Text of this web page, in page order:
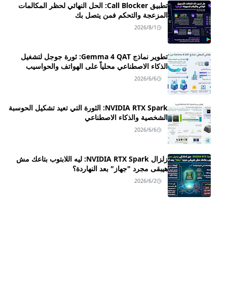
تطبيق Call Blocker: الحل النهائي لحظر المكالمات
المزعجة والتحكم فمن يتصل بك
2026/8/1
تطوير نماذج Gemma 4 QAT: ثورة جوجل لتشغيل
الذكاء الاصطناعي محلياً على الهواتف والحواسيب
2026/6/6
NVIDIA RTX Spark: الثورة التي تعيد تشكيل الحوسبة
الشخصية والذكاء الاصطناعي
2026/6/6
زلزال NVIDIA RTX Spark: ليه اللابتوب بتاعك مش
هيبقى مجرد "جهاز" بعد النهاردة؟
2026/6/2